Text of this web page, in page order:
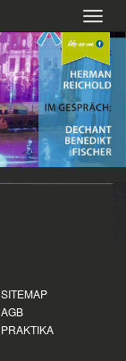
SITEMAP
AGB
PRAKTIKA